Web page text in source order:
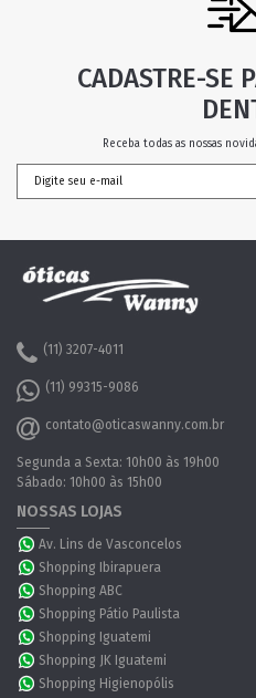
CADASTRE-SE
Receba todas as nossas
(11) 3207-4011
(11) 99315-9086
contato@oticaswanny.com.br
Segunda a Sexta: 10h00 às 19h00
Sábado: 10h00 às 15h00
NOSSAS LOJAS
Av. Lins de Vasconcelos
Shopping Ibirapuera
Shopping ABC
Shopping Pátio Paulista
Shopping Iguatemi
Shopping JK Iguatemi
Shopping Higienopólis